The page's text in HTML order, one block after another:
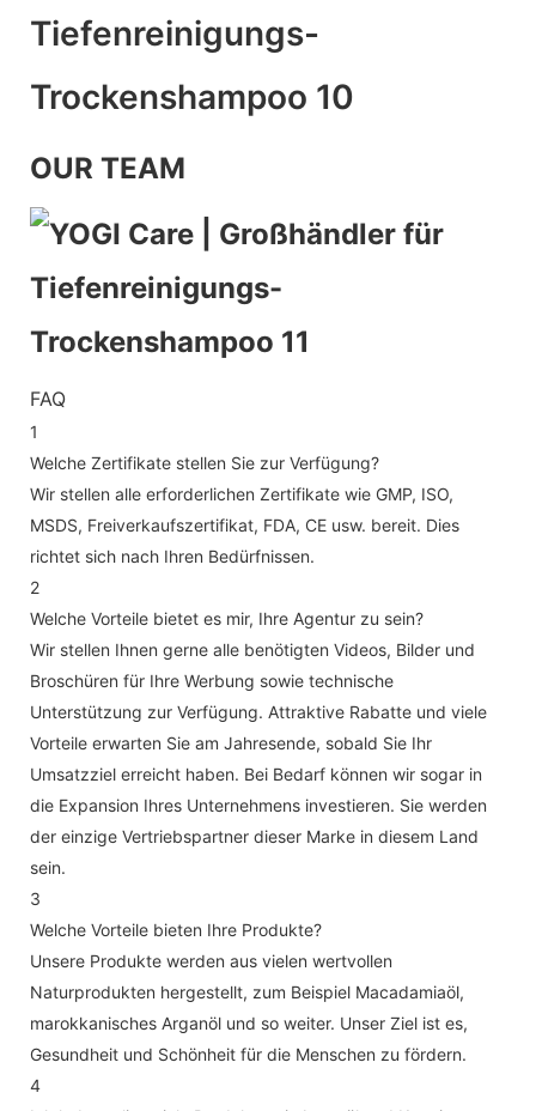
OUR TEAM
FAQ
1
Welche Zertifikate stellen Sie zur Verfügung?
Wir stellen alle erforderlichen Zertifikate wie GMP, ISO,
MSDS, Freiverkaufszertifikat, FDA, CE usw. bereit. Dies
richtet sich nach Ihren Bedürfnissen.
2
Welche Vorteile bietet es mir, Ihre Agentur zu sein?
Wir stellen Ihnen gerne alle benötigten Videos, Bilder und
Broschüren für Ihre Werbung sowie technische
Unterstützung zur Verfügung. Attraktive Rabatte und viele
Vorteile erwarten Sie am Jahresende, sobald Sie Ihr
Umsatzziel erreicht haben. Bei Bedarf können wir sogar in
die Expansion Ihres Unternehmens investieren. Sie werden
der einzige Vertriebspartner dieser Marke in diesem Land
sein.
3
Welche Vorteile bieten Ihre Produkte?
Unsere Produkte werden aus vielen wertvollen
Naturprodukten hergestellt, zum Beispiel Macadamiaöl,
marokkanisches Arganöl und so weiter. Unser Ziel ist es,
Gesundheit und Schönheit für die Menschen zu fördern.
4